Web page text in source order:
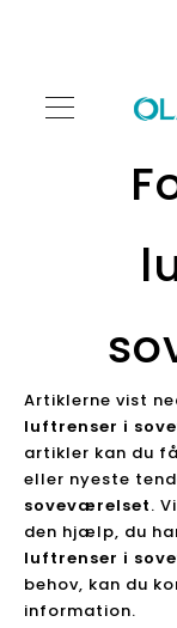
Artiklerne vist
luftrenser i
artikler kan du
eller nyeste
soveværelset.
den hjælp, du
luftrenser i
behov, kan du
information.